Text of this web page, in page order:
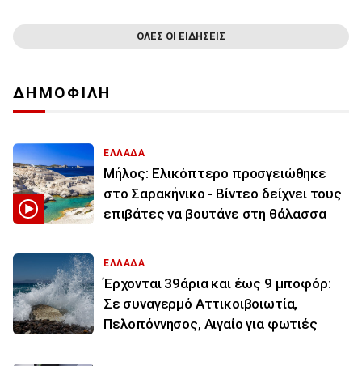
ΟΛΕΣ ΟΙ ΕΙΔΗΣΕΙΣ
ΔΗΜΟΦΙΛΗ
ΕΛΛΑΔΑ
Μήλος: Ελικόπτερο προσγειώθηκε
στο Σαρακήνικο - Βίντεο δείχνει τους
επιβάτες να βουτάνε στη θάλασσα
ΕΛΛΑΔΑ
Έρχονται 39άρια και έως 9 μποφόρ:
Σε συναγερμό Αττικοιβοιωτία,
Πελοπόννησος, Αιγαίο για φωτιές